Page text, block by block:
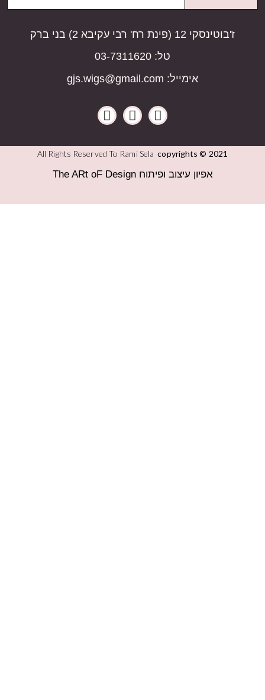
ז'בוטינסקי 12 (פינת רח' רבי עקיבא 2) בני ברק
03-7311620 :טל
gjs.wigs@gmail.com :אימייל
All Rights Reserved To Rami Selacopyrights © 2021
The ARt oF Design אפיון עיצוב ופיתוח